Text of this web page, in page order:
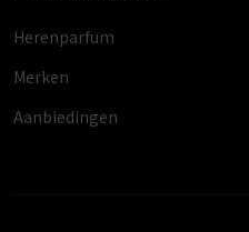
Herenparfum
Merken
Aanbiedingen